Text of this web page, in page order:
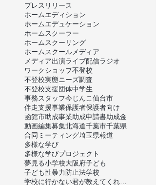
プレスリリース
ホームエディション
ホームエデュケーション
ホームスクーラー
ホームスクーリング
ホームスクール メディア
メディア出演ライブ配信ラジオ
ワークショップ不登校
不登校実態ニーズ調査
不登校支援団体中学生
事務スタッフ今じんこ 仙台市
伴走支援事業保護者保護者向け
函館市助成事業助成申請書助成金
動画編集募集北海道千葉市千葉県
合同ミーティング埼玉県報道
多様な学び
多様な学びプロジェクト
夢見る小学校大阪府子ども
子ども性暴力防止法学校